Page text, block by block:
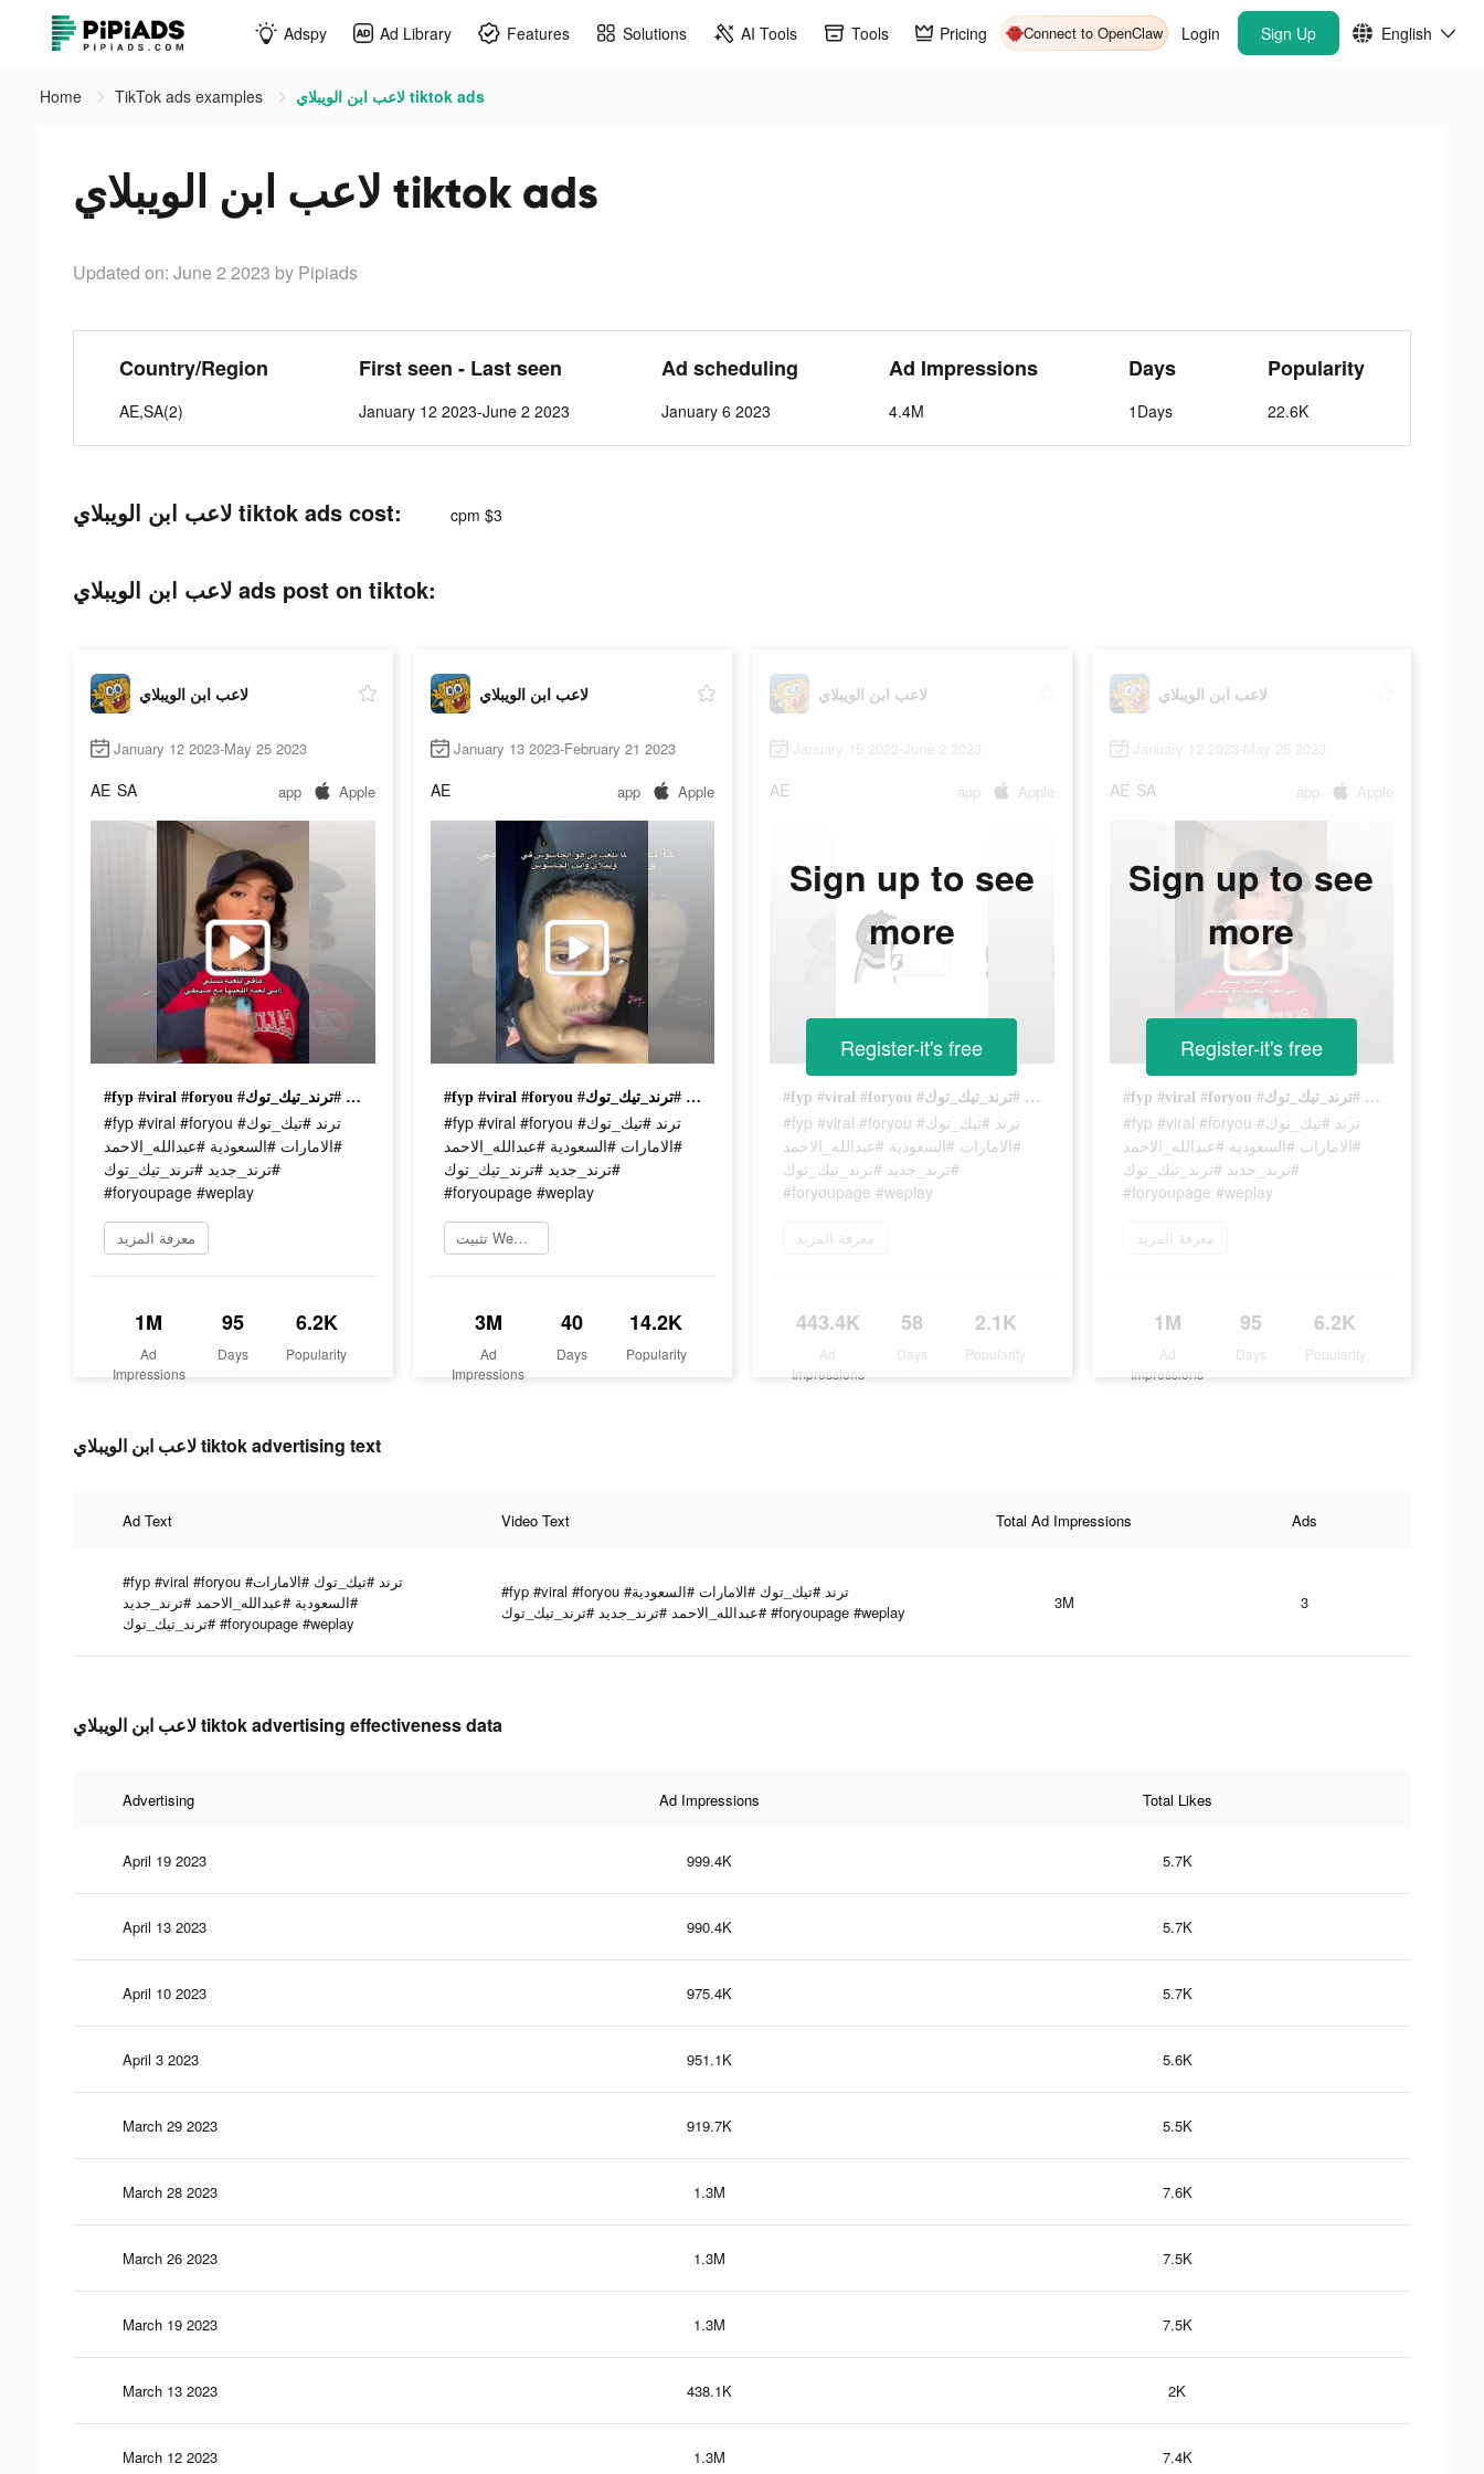
Adspy Ad Library Features Solutions AI Tools Tools Pricing Connect to OpenClaw Login Sign Up English
Home TikTok ads examples لاعب ابن الويبلاي tiktok ads
لاعب ابن الويبلاي tiktok ads
Updated on: June 2 2023 by Pipiads
Country/Region
AE,SA(2)
First seen - Last seen
January 12 2023-June 2 2023
Ad scheduling
January 6 2023
Ad Impressions
4.4M
Days
1Days
Popularity
22.6K
لاعب ابن الويبلاي tiktok ads cost: cpm $3
لاعب ابن الويبلاي ads post on tiktok:
لاعب ابن الويبلاي
January 12 2023-May 25 2023
AE SA app Apple
#fyp #viral #foryou #ترند #تيك_توك #الامارات #السعودية #عبدالله_الاحمد #ترند_جديد #ترند_تيك_توك #foryoupage #weplay
#fyp #viral #foryou #ترند #تيك_توك
#الامارات #السعودية #عبدالله_الاحمد
#ترند_جديد #ترند_تيك_توك
#foryoupage #weplay
معرفة المزيد
1M
Ad
Impressions
95
Days
6.2K
Popularity
لاعب ابن الويبلاي
January 13 2023-February 21 2023
AE app Apple
#fyp #viral #foryou #ترند #تيك_توك #الامارات #السعودية #عبدالله_الاحمد #ترند_جديد #ترند_تيك_توك #foryoupage #weplay
#fyp #viral #foryou #ترند #تيك_توك
#الامارات #السعودية #عبدالله_الاحمد
#ترند_جديد #ترند_تيك_توك
#foryoupage #weplay
تثبيت WePlay الآن
3M
Ad
Impressions
40
Days
14.2K
Popularity
لاعب ابن الويبلاي
January 15 2023-June 2 2023
AE app Apple
#fyp #viral #foryou #ترند #تيك_توك #الامارات #السعودية #عبدالله_الاحمد #ترند_جديد #ترند_تيك_توك #foryoupage #weplay
#fyp #viral #foryou #ترند #تيك_توك
#الامارات #السعودية #عبدالله_الاحمد
#ترند_جديد #ترند_تيك_توك
#foryoupage #weplay
معرفة المزيد
443.4K
Ad
Impressions
58
Days
2.1K
Popularity
Sign up to see
more
Register-it's free
لاعب ابن الويبلاي
January 12 2023-May 25 2023
AE SA app Apple
#fyp #viral #foryou #ترند #تيك_توك #الامارات #السعودية #عبدالله_الاحمد #ترند_جديد #ترند_تيك_توك #foryoupage #weplay
#fyp #viral #foryou #ترند #تيك_توك
#الامارات #السعودية #عبدالله_الاحمد
#ترند_جديد #ترند_تيك_توك
#foryoupage #weplay
معرفة المزيد
1M
Ad
Impressions
95
Days
6.2K
Popularity
Sign up to see
more
Register-it's free
لاعب ابن الويبلاي tiktok advertising text
Ad Text Video Text Total Ad Impressions Ads
#fyp #viral #foryou #ترند #تيك_توك #الامارات
#السعودية #عبدالله_الاحمد #ترند_جديد
#ترند_تيك_توك #foryoupage #weplay
#fyp #viral #foryou #ترند #تيك_توك #الامارات #السعودية
#عبدالله_الاحمد #ترند_جديد #ترند_تيك_توك #foryoupage #weplay
3M 3
لاعب ابن الويبلاي tiktok advertising effectiveness data
Advertising Ad Impressions Total Likes
April 19 2023 999.4K 5.7K
April 13 2023 990.4K 5.7K
April 10 2023 975.4K 5.7K
April 3 2023 951.1K 5.6K
March 29 2023 919.7K 5.5K
March 28 2023 1.3M 7.6K
March 26 2023 1.3M 7.5K
March 19 2023 1.3M 7.5K
March 13 2023 438.1K 2K
March 12 2023 1.3M 7.4K